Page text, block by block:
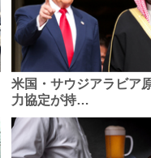
米国・サウジアラビア
力協定が持…